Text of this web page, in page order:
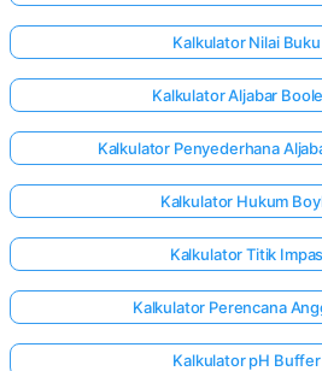
Kalkulator Nilai
Kalkulator Aljabar
Kalkulator Penyederhana
Kalkulator Hukum
Kalkulator Titik
Kalkulator Perencana
Kalkulator pH